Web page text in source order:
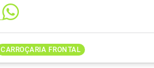
CARROÇARIA FRONTAL